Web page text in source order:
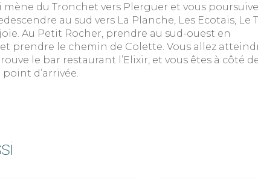
du Tronchet vers Plerguer et vous
au sud vers La Planche, Les Ecotais, Le
Au Petit Rocher, prendre au sud-ouest en
prendre le chemin de Colette. Vous allez
le bar restaurant l’Elixir, et vous êtes à côté
d’arrivée.